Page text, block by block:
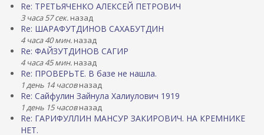
Re: ТРЕТЬЯЧЕНКО АЛЕКСЕЙ ПЕТРОВИЧ
3 часа 57 сек. назад
Re: ШАРАФУТДИНОВ САХАБУТДИН
4 часа 40 мин. назад
Re: ФАЙЗУТДИНОВ САГИР
4 часа 45 мин. назад
Re: ПРОВЕРЬТЕ. В базе не нашла.
1 день 14 часовназад
Re: Сайфулин Зайнула Халиулович 1919
1 день 15 часовназад
Re: ГАРИФУЛЛИН МАНСУР ЗАКИРОВИЧ. НА КРЕМНИКЕ
НЕТ.